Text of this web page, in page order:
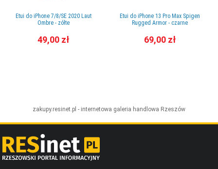
Etui do iPhone 7/8/SE 2020 Laut
Ombre - zółte
49,00 zł
Etui do iPhone 13 Pro Max Spigen
Rugged Armor - czarne
69,00 zł
zakupy.resinet.pl - internetowa galeria handlowa Rzeszów